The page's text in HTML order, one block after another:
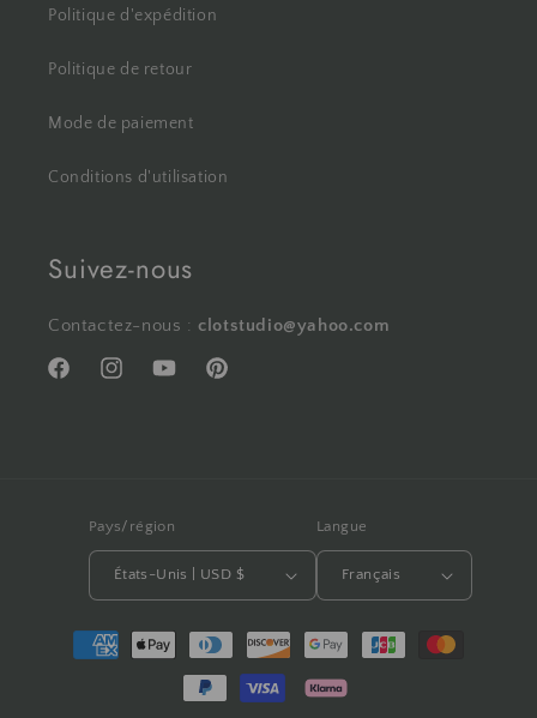
Politique d'expédition
Politique de retour
Mode de paiement
Conditions d'utilisation
Suivez-nous
Contactez-nous :clotstudio@yahoo.com
FacebookInstagramYouTubePinterest
Pays/région
États-Unis | USD $
Langue
Français
Moyens